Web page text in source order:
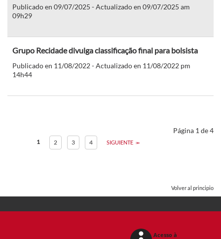
Publicado en 09/07/2025 - Actualizado en 09/07/2025 am
09h29
Grupo Recidade divulga classificação final para bolsista
Publicado en 11/08/2022 - Actualizado en 11/08/2022 pm
14h44
Página 1 de 4
1 2 3 4 SIGUIENTE
Volver al principio